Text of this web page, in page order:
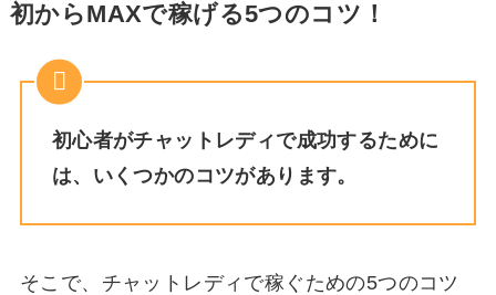
初からMAXで稼げる5つのコツ！
初心者がチャットレディで成功するために
は、いくつかのコツがあります。
そこで、チャットレディで稼ぐための5つのコツ